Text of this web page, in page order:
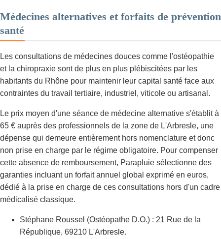
Médecines alternatives et forfaits de prévention
santé
Les consultations de médecines douces comme l'ostéopathie
et la chiropraxie sont de plus en plus plébiscitées par les
habitants du Rhône pour maintenir leur capital santé face aux
contraintes du travail tertiaire, industriel, viticole ou artisanal.
Le prix moyen d'une séance de médecine alternative s'établit à
65 € auprès des professionnels de la zone de L'Arbresle, une
dépense qui demeure entièrement hors nomenclature et donc
non prise en charge par le régime obligatoire. Pour compenser
cette absence de remboursement, Parapluie sélectionne des
garanties incluant un forfait annuel global exprimé en euros,
dédié à la prise en charge de ces consultations hors d'un cadre
médicalisé classique.
Stéphane Roussel (Ostéopathe D.O.) : 21 Rue de la
République, 69210 L'Arbresle.